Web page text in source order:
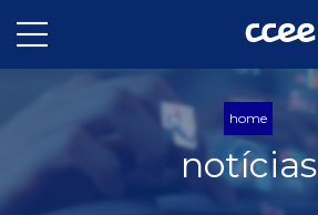
home
notícias